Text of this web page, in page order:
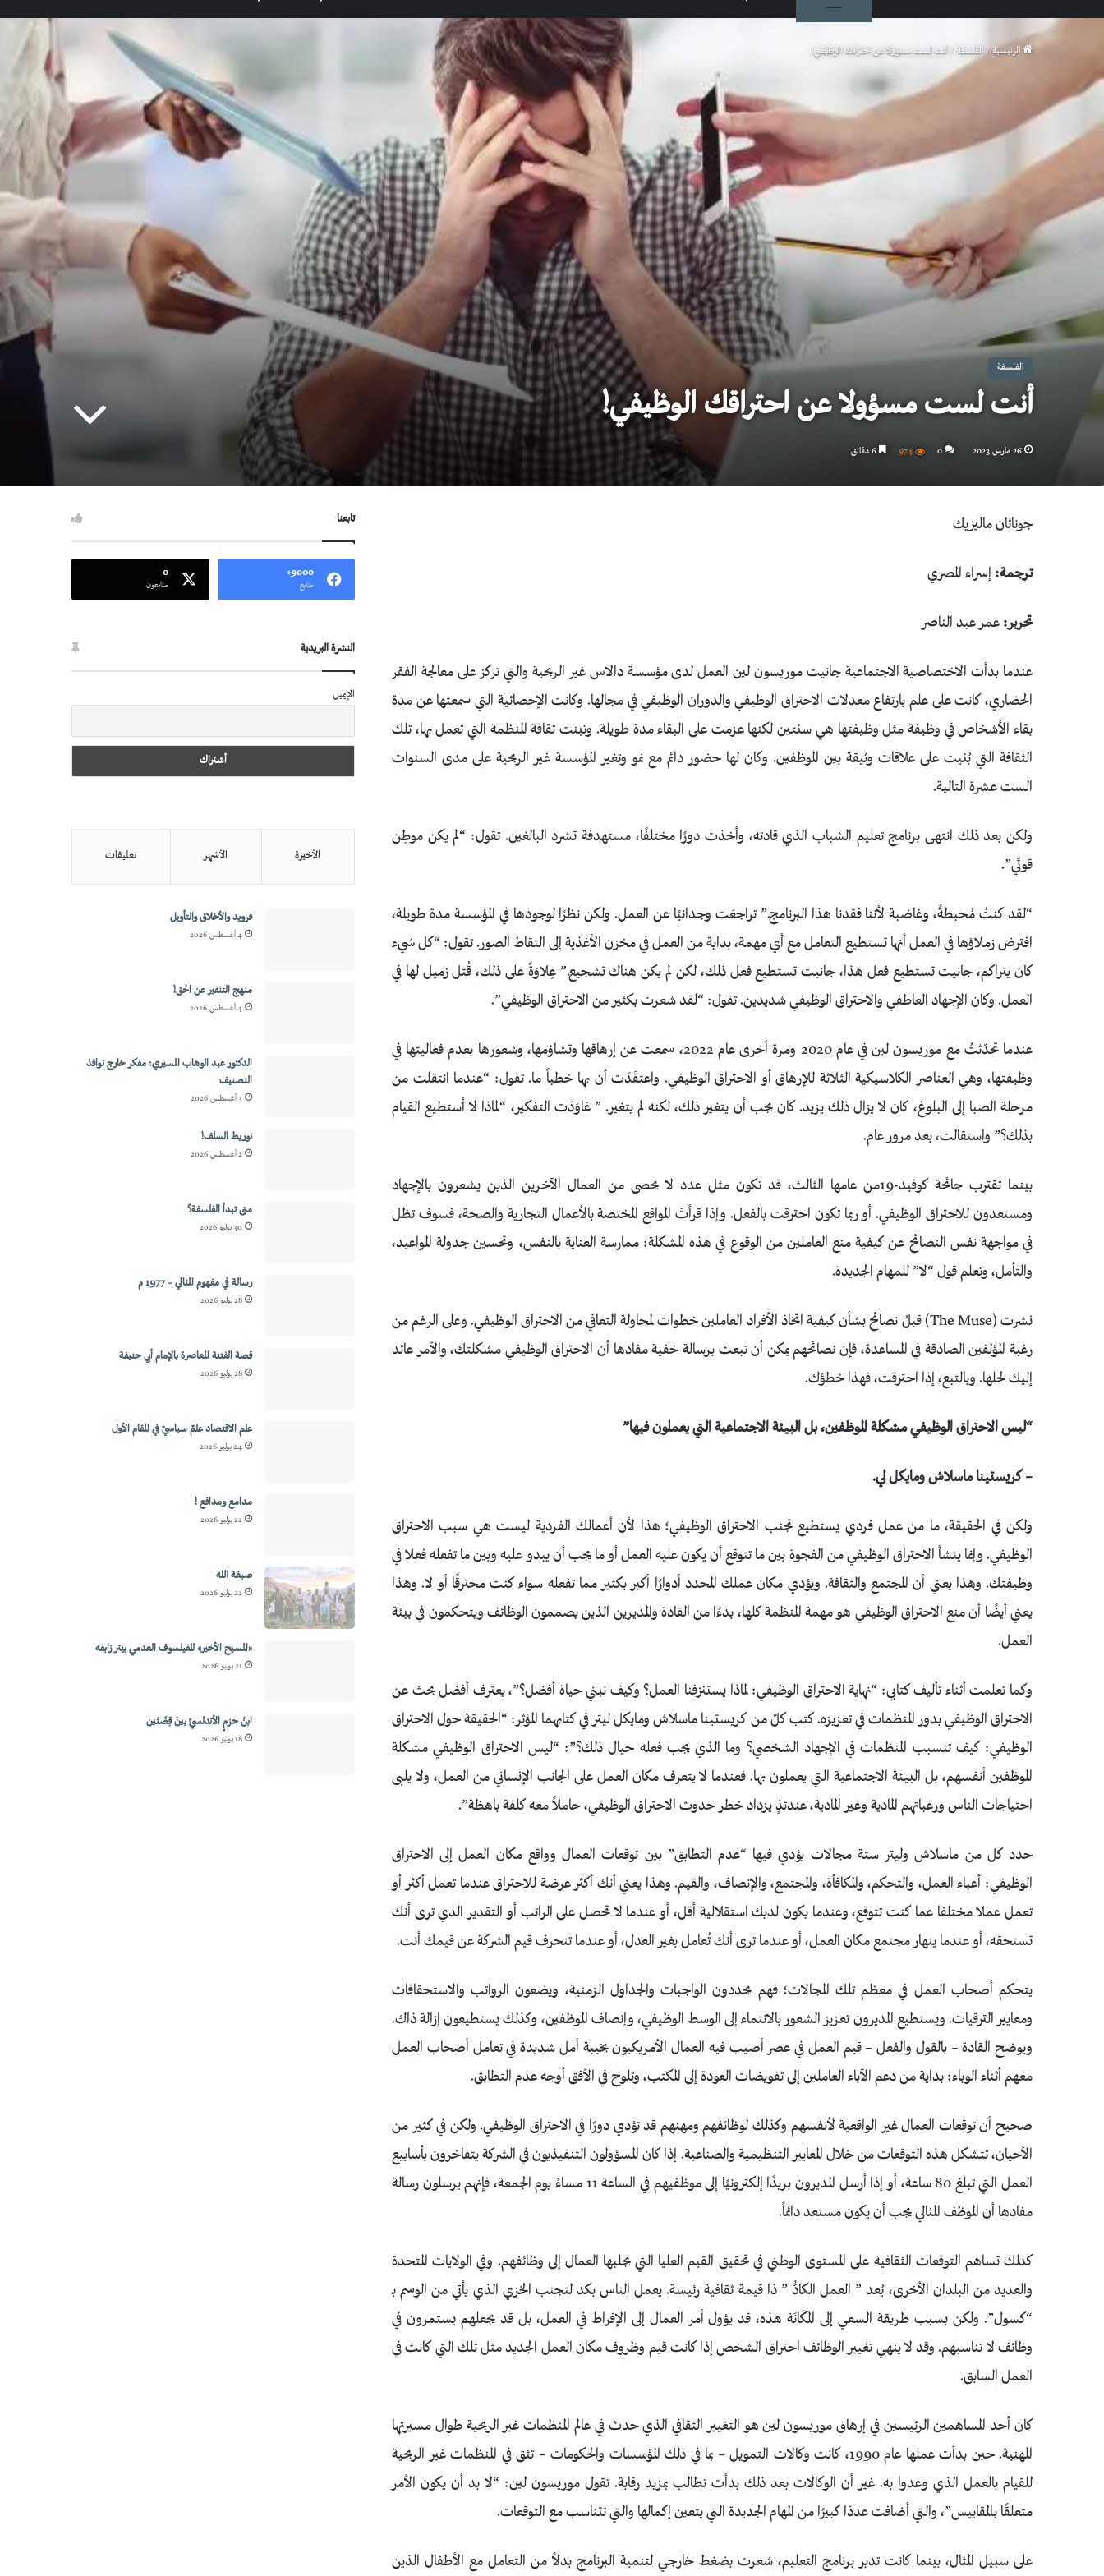
الرئيسية / الفلسفة / أنت لست مسؤولا عن احتراقك الوظيفي!
الفلسفة
أنت لست مسؤولا عن احتراقك الوظيفي!
26 مارس 2023 0
974
جوناثان ماليزيك
ترجمة: إسراء المصري
تحرير: عمر عبد الناصر
عندما بدأت الاختصاصية الاجتماعية جانيت موريسون لين العمل لدى مؤسسة دالاس غير الربحية والتي تركز على معالجة الفقر
الحضاري، كانت على علم بارتفاع معدلات الاحتراق الوظيفي والدوران الوظيفي في مجالها. وكانت الإحصائية التي سمعتها عن مدة
بقاء الأشخاص في وظيفة مثل وظيفتها هي سنتين لكنها عزمت على البقاء مدة طويلة. وتبنت ثقافة المنظمة التي تعمل بها، تلك
الثقافة التي بُنيت على علاقات وثيقة بين الموظفين. وكان لها حضور دائم مع نمو وتغير المؤسسة غير الربحية على مدى السنوات
الست عشرة التالية.
ولكن بعد ذلك انتهى برنامج تعليم الشباب الذي قادته، وأخذت دورًا مختلفًا، مستهدفة تشرد البالغين. تقول: “لم يكن موطِن
قوتّي”.
“لقد كنتُ مُحبطةً، وغاضبة لأننا فقدنا هذا البرنامج.” تراجعَت وجدانيًا عن العمل. ولكن نظرًا لوجودها في المؤسسة مدة طويلة،
افترض زملاؤها في العمل أنها تستطيع التعامل مع أي مهمة، بداية من العمل في مخزن الأغذية إلى التقاط الصور. تقول: “كل شيء
كان يتراكم، جانيت تستطيع فعل هذا، جانيت تستطيع فعل ذلك، لكن لم يكن هناك تشجيع.” عِلاوَةً على ذلك، قُتل زميل لها في
العمل. وكان الإجهاد العاطفي والاحتراق الوظيفي شديدين. تقول: “لقد شعرت بكثير من الاحتراق الوظيفي”.
عندما تحدّثتُ مع موريسون لين في عام 2020 ومرة أخرى عام 2022، سمعت عن إرهاقها وتشاؤمها، وشعورها بعدم فعاليتها في
وظيفتها، وهي العناصر الكلاسيكية الثلاثة للإرهاق أو الاحتراق الوظيفي. واعتقَدَت أن بها خطباً ما. تقول: “عندما انتقلت من
مرحلة الصبا إلى البلوغ، كان لا يزال ذلك يزيد. كان يجب أن يتغير ذلك، لكنه لم يتغير. ” عَاوَدَت التفكير، “لماذا لا أستطيع القيام
بذلك؟” واستقالت، بعد مرور عام.
بينما تقترب جائحة كوفيد-19من عامها الثالث، قد تكون مثل عدد لا يحصى من العمال الآخرين الذين يشعرون بالإجهاد
ومستعدون للاحتراق الوظيفي. أو ربما تكون احترقت بالفعل. وإذا قرأتَ المواقع المختصة بالأعمال التجارية والصحة، فسوف تظل
في مواجهة نفس النصائح عن كيفية منع العاملين من الوقوع في هذه المشكلة: ممارسة العناية بالنفس، وتحسين جدولة المواعيد،
والتأمل، وتعلم قول “لا” للمهام الجديدة.
نشرت (The Muse) قبلُ نصائح بشأن كيفية اتخاذ الأفراد العاملين خطوات لمحاولة التعافي من الاحتراق الوظيفي. وعلى الرغم من
رغبة المؤلفين الصادقة في المساعدة، فإن نصائحهم يمكن أن تبعث برسالة خفية مفادها أن الاحتراق الوظيفي مشكلتك، والأمر عائد
إليك لحلها. وبالتبع، إذا احترقت، فهذا خطؤك.
“ليس الاحتراق الوظيفي مشكلة الموظفين، بل البيئة الاجتماعية التي يعملون فيها”
– كريستينا ماسلاش ومايكل لي.
ولكن في الحقيقة، ما من عمل فردي يستطيع تجنب الاحتراق الوظيفي؛ هذا لأن أعمالك الفردية ليست هي سبب الاحتراق
الوظيفي. وإنما ينشأ الاحتراق الوظيفي من الفجوة بين ما تتوقع أن يكون عليه العمل أو ما يجب أن يبدو عليه وبين ما تفعله فعلا في
وظيفتك. وهذا يعني أن المجتمع والثقافة. ويؤدي مكان عملك المحدد أدوارًا أكبر بكثير مما تفعله سواء كنت محترقًا أو لا. وهذا
يعني أيضًا أن منع الاحتراق الوظيفي هو مهمة المنظمة كلها، بدءًا من القادة والمديرين الذين يصممون الوظائف ويتحكمون في بيئة
العمل.
وكما تعلمت أثناء تأليف كتابي: “نهاية الاحتراق الوظيفي: لماذا يستنزفنا العمل؟ وكيف نبني حياة أفضل؟”، يعترف أفضل بحث عن
الاحتراق الوظيفي بدور المنظمات في تعزيزه. كتب كلٌ من كريستينا ماسلاش ومايكل ليتر في كتابهما المؤثر: “الحقيقة حول الاحتراق
الوظيفي: كيف تتسبب المنظمات في الإجهاد الشخصي؟ وما الذي يجب فعله حيال ذلك؟”: “ليس الاحتراق الوظيفي مشكلة
الموظفين أنفسهم، بل البيئة الاجتماعية التي يعملون بها. فعندما لا يتعرف مكان العمل على الجانب الإنساني من العمل، ولا يلبى
احتياجات الناس ورغباتهم المادية وغير المادية، عندئذٍ يزداد خطر حدوث الاحتراق الوظيفي، حاملاً معه كلفة باهظة”.
حدد كل من ماسلاش وليتر ستة مجالات يؤدي فيها “عدم التطابق” بين توقعات العمال وواقع مكان العمل إلى الاحتراق
الوظيفي: أعباء العمل، والتحكم، والمكافأة، والمجتمع، والإنصاف، والقيم. وهذا يعني أنك أكثر عرضة للاحتراق عندما تعمل أكثر أو
تعمل عملا مختلفا عما كنت تتوقع، وعندما يكون لديك استقلالية أقل، أو عندما لا تحصل على الراتب أو التقدير الذي ترى أنك
تستحقه، أو عندما ينهار مجتمع مكان العمل، أو عندما ترى أنك تُعامل بغير العدل، أو عندما تنحرف قيم الشركة عن قيمك أنت.
يتحكم أصحاب العمل في معظم تلك المجالات؛ فهم يحددون الواجبات والجداول الزمنية، ويضعون الرواتب والاستحقاقات
ومعايير الترقيات. ويستطيع المديرون تعزيز الشعور بالانتماء إلى الوسط الوظيفي، وإنصاف الموظفين، وكذلك يستطيعون إزالة ذاك.
ويوضح القادة – بالقول والفعل – قيم العمل في عصر أصيب فيه العمال الأمريكيون بخيبة أمل شديدة في تعامل أصحاب العمل
معهم أثناء الوباء: بداية من دعم الآباء العاملين إلى تفويضات العودة إلى المكتب، وتلوح في الأفق أوجه عدم التطابق.
صحيح أن توقعات العمال غير الواقعية لأنفسهم وكذلك لوظائفهم ومهنهم قد تؤدي دورًا في الاحتراق الوظيفي. ولكن في كثير من
الأحيان، تتشكل هذه التوقعات من خلال المعايير التنظيمية والصناعية. إذا كان المسؤولون التنفيذيون في الشركة يتفاخرون بأسابيع
العمل التي تبلغ 80 ساعة، أو إذا أرسل المديرون بريدًا إلكترونيًا إلى موظفيهم في الساعة 11 مساءً يوم الجمعة، فإنهم يرسلون رسالة
مفادها أن الموظف المثالي يجب أن يكون مستعد دائماً.
كذلك تساهم التوقعات الثقافية على المستوى الوطني في تحقيق القيم العليا التي يجلبها العمال إلى وظائفهم. وفي الولايات المتحدة
والعديد من البلدان الأخرى، يُعد ” العمل الكادُّ ” ذا قيمة ثقافية رئيسة. يعمل الناس بكد لتجنب الخزي الذي يأتي من الوسم بـ
“كسول”. ولكن بسبب طريقة السعي إلى المَكَانَة هذه، قد يؤول أمر العمال إلى الإفراط في العمل، بل قد يجعلهم يستمرون في
وظائف لا تناسبهم. وقد لا ينهي تغيير الوظائف احتراق الشخص إذا كانت قيم وظروف مكان العمل الجديد مثل تلك التي كانت في
العمل السابق.
كان أحد المساهمين الرئيسين في إرهاق موريسون لين هو التغيير الثقافي الذي حدث في عالم المنظمات غير الربحية طوال مسيرتها
المهنية. حين بدأت عملها عام 1990، كانت وكالات التمويل – بما في ذلك المؤسسات والحكومات – تثق في المنظمات غير الربحية
للقيام بالعمل الذي وعدوا به. غير أن الوكالات بعد ذلك بدأت تطالب بمزيد رقابة. تقول موريسون لين: “لا بد أن يكون الأمر
متعلقًا بالمقاييس”، والتي أضافت عددًا كبيرًا من المهام الجديدة التي يتعين إكمالها والتي تتناسب مع التوقعات.
على سبيل المثال، بينما كانت تدير برنامج التعليم، شعرت بضغط خارجي لتنمية البرنامج بدلاً من التعامل مع الأطفال الذين
تابعنا
9000+
متابع
0
متابعون
النشرة البريدية
الإيميل
الأخيرة الأشهر تعليقات
فرويد والأخلاق والتأويل
4 أغسطس 2026
منهج التنفير عن الحق!
4 أغسطس 2026
الدكتور عبد الوهاب المسيري: مفكر خارج نوافذ
التصنيف
3 أغسطس 2026
توريط السلف!
2 أغسطس 2026
متى تبدأ الفلسفة؟
30 يوليو 2026
رسالة في مفهوم المثالي – 1977 م
28 يوليو 2026
قصة الفتنة المعاصرة بالإمام أبي حنيفة
28 يوليو 2026
علم الاقتصاد علمٌ سياسيٌ في المقام الأول
24 يوليو 2026
مدامع ومدافع !
22 يوليو 2026
صبغة الله
22 يوليو 2026
«المسيح الأخير» للفيلسوف العدمي بيتر زابفه
21 يوليو 2026
ابنُ حزمٍ الأندلسيِّ بينَ قِصَّتَين
18 يوليو 2026